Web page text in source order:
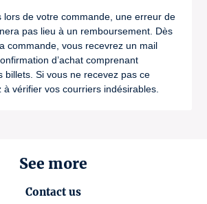
lors de votre commande, une erreur de
pas lieu à un remboursement. Dès
commande, vous recevrez un mail
d’achat comprenant
billets. Si vous ne recevez pas ce
à vérifier vos courriers indésirables.
See more
Contact us